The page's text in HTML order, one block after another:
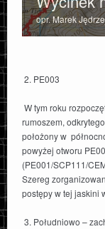
opr. Marek
2. PE003
W tym roku
rumoszem,
położony w
powyżej otworu
(PE001/SCP111/
Szereg
postępy w tej jaskini
3. Południowo –